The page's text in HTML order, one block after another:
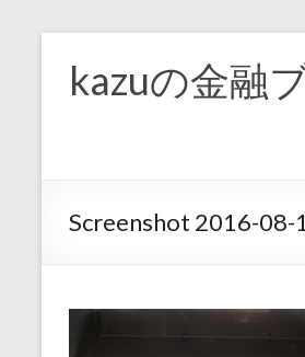
kazuの金融
Screenshot 2016-08-